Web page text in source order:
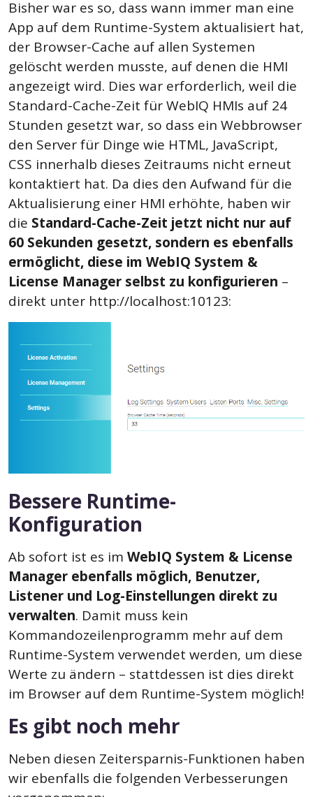
Bisher war es so, dass wann immer man eine
App auf dem Runtime-System aktualisiert hat,
der Browser-Cache auf allen Systemen
gelöscht werden musste, auf denen die HMI
angezeigt wird. Dies war erforderlich, weil die
Standard-Cache-Zeit für WebIQ HMIs auf 24
Stunden gesetzt war, so dass ein Webbrowser
den Server für Dinge wie HTML, JavaScript,
CSS innerhalb dieses Zeitraums nicht erneut
kontaktiert hat. Da dies den Aufwand für die
Aktualisierung einer HMI erhöhte, haben wir
die Standard-Cache-Zeit jetzt nicht nur auf
60 Sekunden gesetzt, sondern es ebenfalls
ermöglicht, diese im WebIQ System &
License Manager selbst zu konfigurieren –
direkt unter http://localhost:10123:
Bessere Runtime-
Konfiguration
Ab sofort ist es im WebIQ System & License
Manager ebenfalls möglich, Benutzer,
Listener und Log-Einstellungen direkt zu
verwalten. Damit muss kein
Kommandozeilenprogramm mehr auf dem
Runtime-System verwendet werden, um diese
Werte zu ändern – stattdessen ist dies direkt
im Browser auf dem Runtime-System möglich!
Es gibt noch mehr
Neben diesen Zeitersparnis-Funktionen haben
wir ebenfalls die folgenden Verbesserungen